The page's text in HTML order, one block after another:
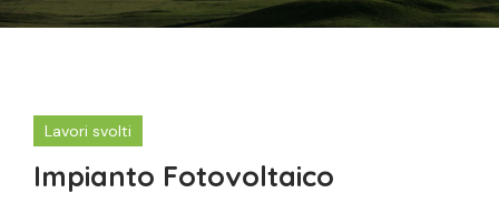
Lavori svolti
Impianto Fotovoltaico